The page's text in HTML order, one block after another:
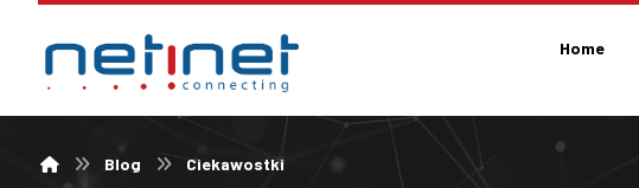
Home
Blog Ciekawostki